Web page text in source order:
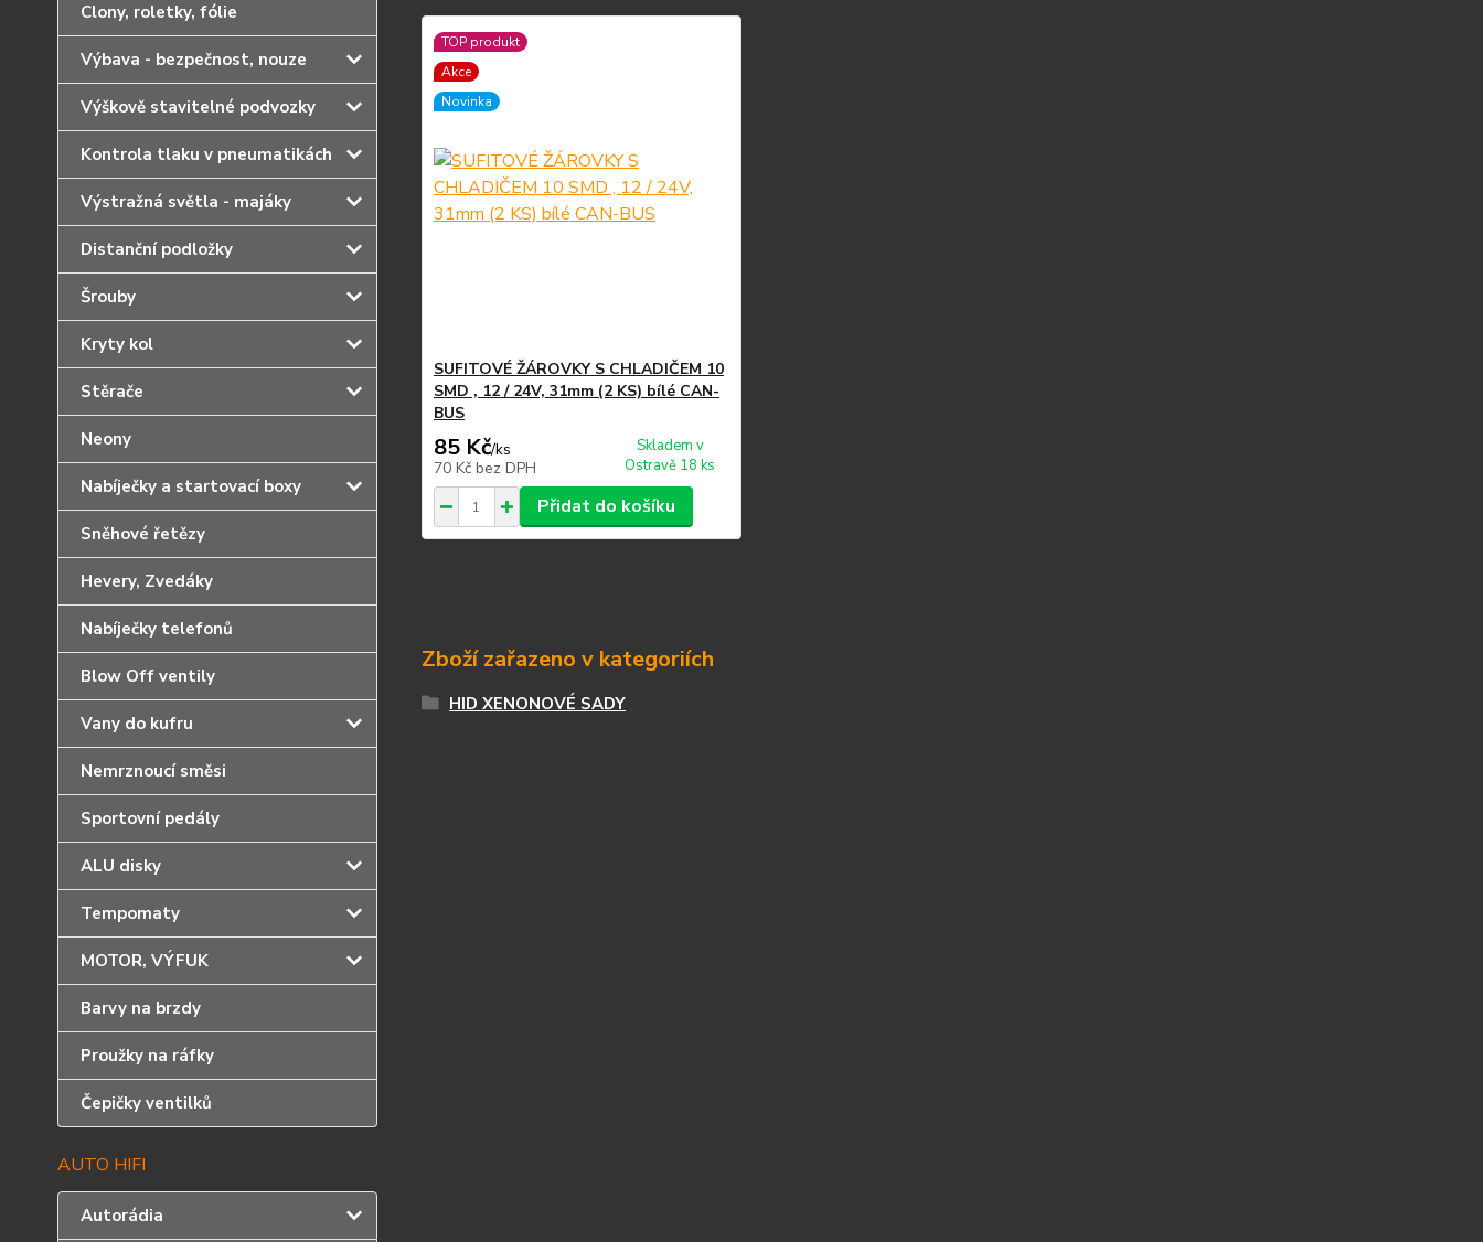
Clony, roletky, fólie
Výbava - bezpečnost, nouze
Výškově stavitelné podvozky
Kontrola tlaku v pneumatikách
Výstražná světla - majáky
Distanční podložky
Šrouby
Kryty kol
Stěrače
Neony
Nabíječky a startovací boxy
Sněhové řetězy
Hevery, Zvedáky
Nabíječky telefonů
Blow Off ventily
Vany do kufru
Nemrznoucí směsi
Sportovní pedály
ALU disky
Tempomaty
MOTOR, VÝFUK
Barvy na brzdy
Proužky na ráfky
Čepičky ventilků
AUTO HIFI
Autorádia
TOP produkt
Akce
Novinka
SUFITOVÉ ŽÁROVKY S CHLADIČEM 10
SMD , 12 / 24V, 31mm (2 KS) bílé CAN-
BUS
85 Kč/ks
70 Kč bez DPH
Skladem v
Ostravě 18 ks
Přidat do košíku
Zboží zařazeno v kategoriích
HID XENONOVÉ SADY